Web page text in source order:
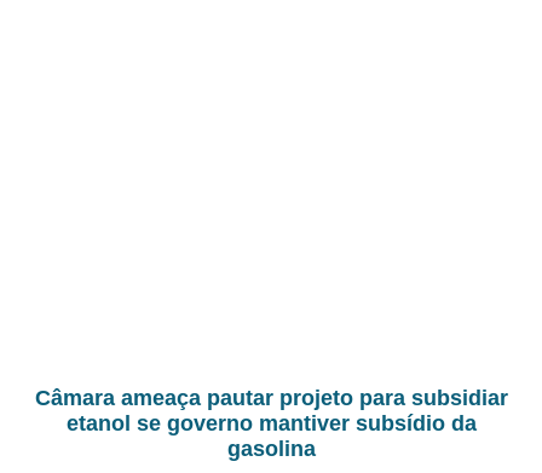
Câmara ameaça pautar projeto para subsidiar
etanol se governo mantiver subsídio da
gasolina